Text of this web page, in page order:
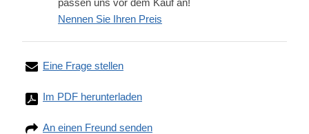
Nennen Sie Ihren Preis
Eine Frage stellen
Im PDF herunterladen
An einen Freund senden